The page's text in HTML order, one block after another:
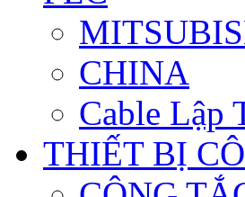
CHINA
Cable Lập
THIẾT BỊ